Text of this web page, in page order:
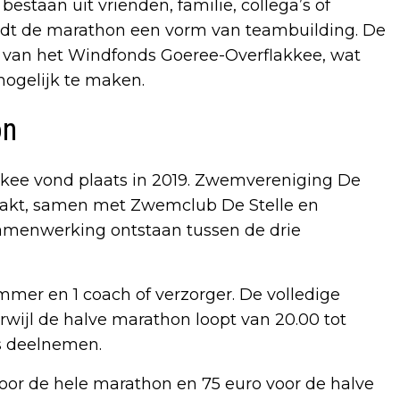
uit vrienden, familie, collega’s of
de marathon een vorm van teambuilding. De
het Windfonds Goeree-Overflakkee, wat
te maken.
vond plaats in 2019. Zwemvereniging De
samen met Zwemclub De Stelle en
ontstaan tussen de drie
en 1 coach of verzorger. De volledige
de halve marathon loopt van 20.00 tot
deelnemen.
de hele marathon en 75 euro voor de halve